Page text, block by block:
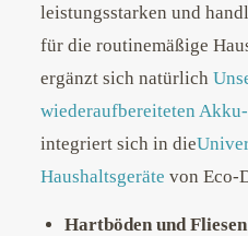
leistungsstarken und
für die routinemäßige
ergänzt sich natürlich
wiederaufbereiteten
integriert sich in die
Haushaltsgeräte von Eco-
Hartböden und Fliesen